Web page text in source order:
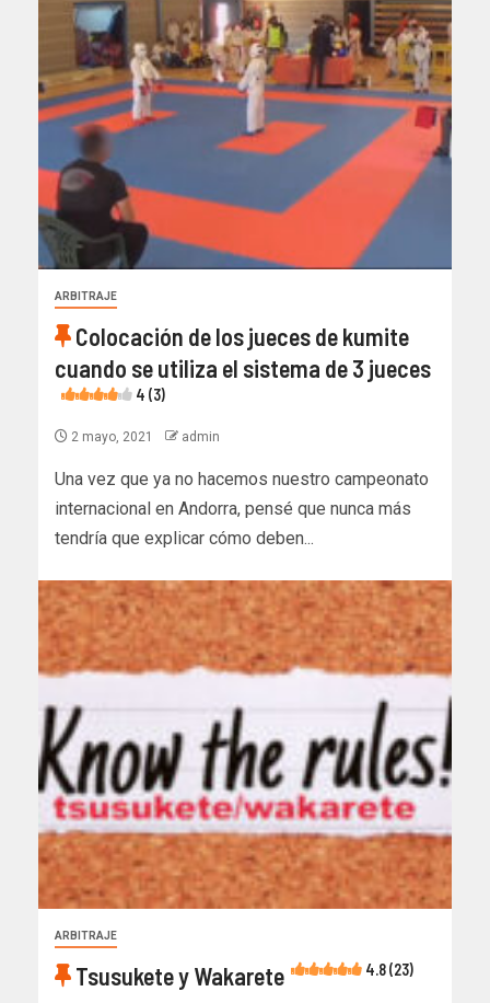
ARBITRAJE
Colocación de los jueces de kumite
cuando se utiliza el sistema de 3 jueces
4 (3)
2 mayo, 2021 admin
Una vez que ya no hacemos nuestro campeonato
internacional en Andorra, pensé que nunca más
tendría que explicar cómo deben...
ARBITRAJE
Tsusukete y Wakarete 4.8 (23)